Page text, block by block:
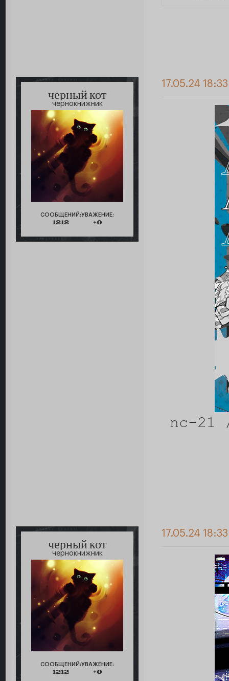
черный кот
чернокнижник
СООБЩЕНИЙ:
1212
УВАЖЕНИЕ:
+0
17.05.24
nc-21
черный кот
чернокнижник
СООБЩЕНИЙ:
1212
УВАЖЕНИЕ:
+0
17.05.24